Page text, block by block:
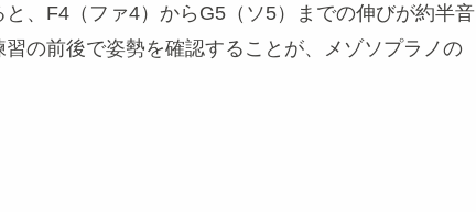
、F4（ファ4）からG5（ソ5）までの伸びが約半音
の前後で姿勢を確認することが、メゾソプラノの